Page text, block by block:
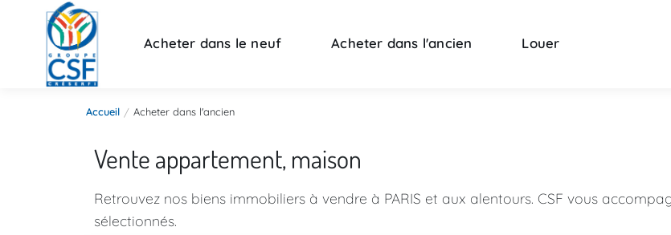
Acheter dans le neuf Acheter dans l'ancien Louer
Accueil Acheter dans l'ancien
Vente appartement, maison
Retrouvez nos biens immobiliers à vendre à PARIS et aux alentours. CSF vous
sélectionnés.